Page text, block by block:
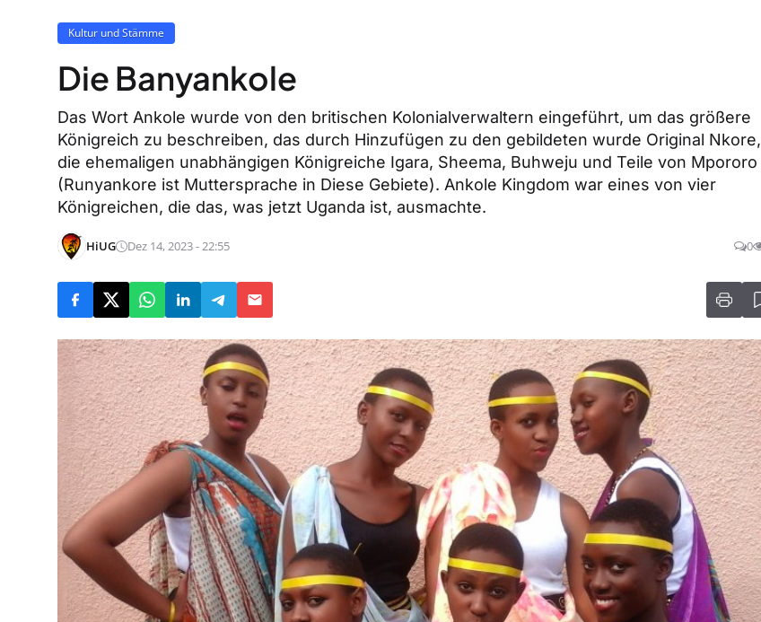
Kultur und Stämme
Die Banyankole
Das Wort Ankole wurde von den britischen Kolonialverwaltern eingeführt, um das größere
Königreich zu beschreiben, das durch Hinzufügen zu den gebildeten wurde Original Nkore,
die ehemaligen unabhängigen Königreiche Igara, Sheema, Buhweju und Teile von Mpororo
(Runyankore ist Muttersprache in Diese Gebiete). Ankole Kingdom war eines von vier
Königreichen, die das, was jetzt Uganda ist, ausmachte.
HiUG Dez 14, 2023 - 22:55 0